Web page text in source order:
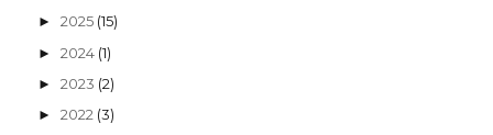
► 2025 (15)
► 2024 (1)
► 2023 (2)
► 2022 (3)